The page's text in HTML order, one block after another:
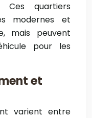
Ces quartiers
modernes et
mais peuvent
pour les
et
varient entre